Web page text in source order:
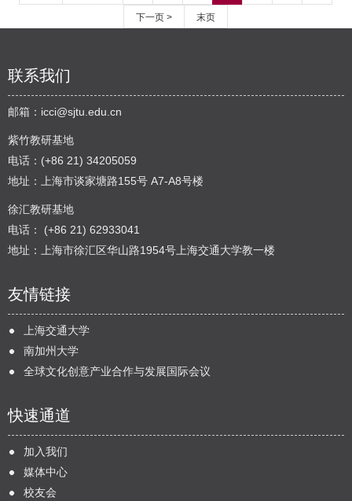
下一页 > 末页
联系我们
邮箱： icci@sjtu.edu.cn
紫竹教研基地
电话：(+86 21) 34205059
地址：上海市谈家塘路155号 A7-A8号楼
徐汇教研基地
电话： (+86 21) 62933041
地址：上海市徐汇区华山路1954号上海交通大学教一楼
友情链接
上海交通大学
南加州大学
全球文化创意产业合作与发展国际会议
快速通道
加入我们
媒体中心
校友会